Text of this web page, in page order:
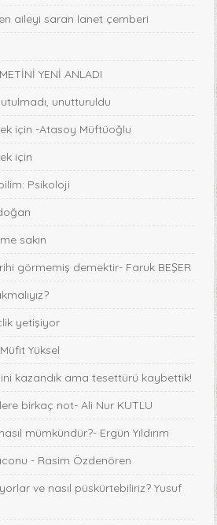
aileyi saran lanet çemberi
YENİ ANLADI
unutturuldu
için -Atasoy Müftüoğlu
için
Psikoloji
sakın
görmemiş demektir- Faruk BEŞER
yetişiyor
Yüksel
kazandık ama tesettürü kaybettik!
birkaç not- Ali Nur KUTLU
mümkündür?- Ergün Yıldırım
- Rasim Özdenören
ve nasıl püskürtebiliriz? Yusuf